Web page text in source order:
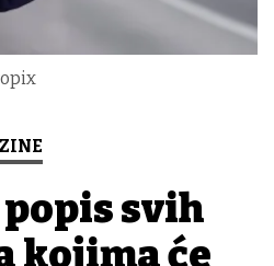
svih
kojima će